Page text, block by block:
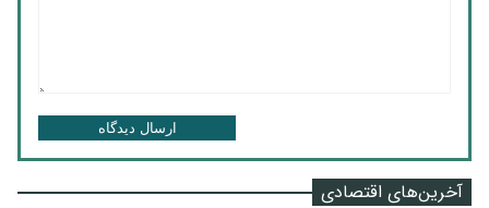
ارسال دیدگاه
آخرین‌های اقتصادی